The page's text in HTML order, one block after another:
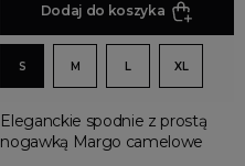
Dodaj do koszyka
S M L XL
Eleganckie spodnie z prostą
nogawką Margo camelowe